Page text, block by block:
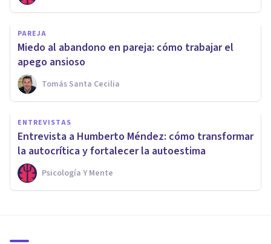
PAREJA
Miedo al abandono en pareja: cómo trabajar el
apego ansioso
Tomás Santa Cecilia
ENTREVISTAS
Entrevista a Humberto Méndez: cómo transformar
la autocrítica y fortalecer la autoestima
Psicología Y Mente